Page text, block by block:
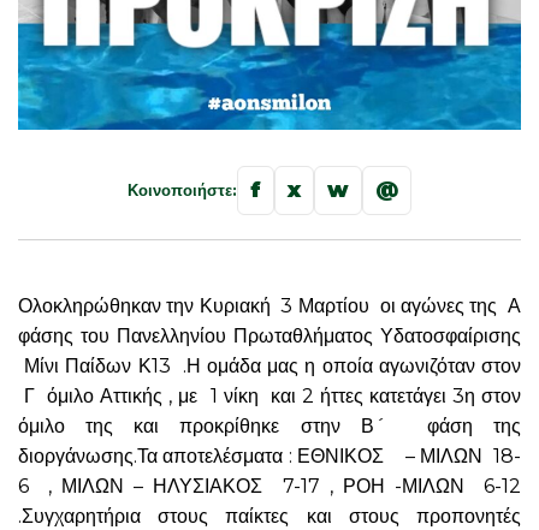
Κοινοποιήστε: f x w @
Ολοκληρώθηκαν την Κυριακή 3 Μαρτίου οι αγώνες της Α
φάσης του Πανελληνίου Πρωταθλήματος Υδατοσφαίρισης
Μίνι Παίδων Κ13 .Η ομάδα μας η οποία αγωνιζόταν στον
Γ όμιλο Αττικής , με 1 νίκη και 2 ήττες κατετάγει 3η στον
όμιλο της και προκρίθηκε στην Β´ φάση της
διοργάνωσης.Τα αποτελέσματα : ΕΘΝΙΚΟΣ – ΜΙΛΩΝ 18-
6 , ΜΙΛΩΝ – ΗΛΥΣΙΑΚΟΣ 7-17 , ΡΟΗ -ΜΙΛΩΝ 6-12
.Συγχαρητήρια στους παίκτες και στους προπονητές